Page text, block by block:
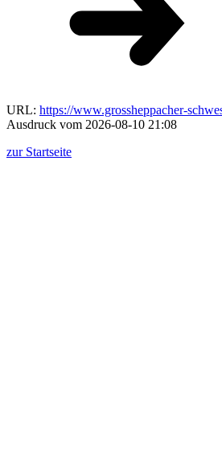
URL: https://www.grossheppacher-
Ausdruck vom 2026-08-10 21:08
zur Startseite